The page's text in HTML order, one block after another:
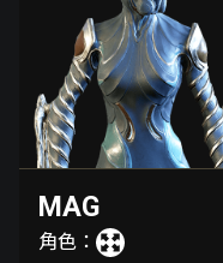
MAG
角色：